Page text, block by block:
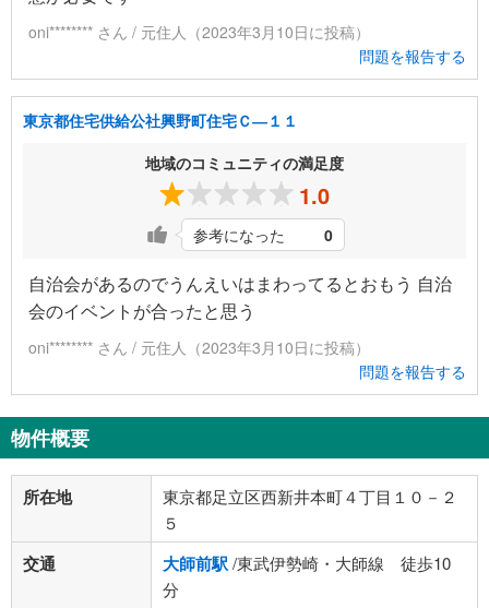
oni******** さん / 元住人（2023年3月10日に投稿）
問題を報告する
東京都住宅供給公社興野町住宅Ｃ―１１
地域のコミュニティの満足度
1.0
参考になった 0
自治会があるのでうんえいはまわってるとおもう 自治
会のイベントが合ったと思う
oni******** さん / 元住人（2023年3月10日に投稿）
問題を報告する
物件概要
所在地
東京都足立区西新井本町４丁目１０－２
５
交通 大師前駅/東武伊勢崎・大師線 徒歩10
分